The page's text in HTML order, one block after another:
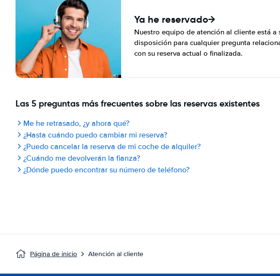
Ya he reservado
Nuestro equipo de atención al cliente está a
disposición para cualquier pregunta
con su reserva actual o finalizada.
Las 5 preguntas más frecuentes sobre las reservas existentes
Me he retrasado, ¿y ahora qué?
¿Hasta cuándo puedo cambiar mi reserva?
¿Puedo cancelar la reserva de mi coche de alquiler?
¿Cuándo me devolverán la fianza?
¿Dónde puedo encontrar su número de teléfono?
Página de inicio Atención al cliente